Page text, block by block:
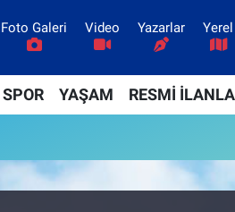
Foto Galeri Video Yazarlar Yerel
SPOR YAŞAM RESMİ